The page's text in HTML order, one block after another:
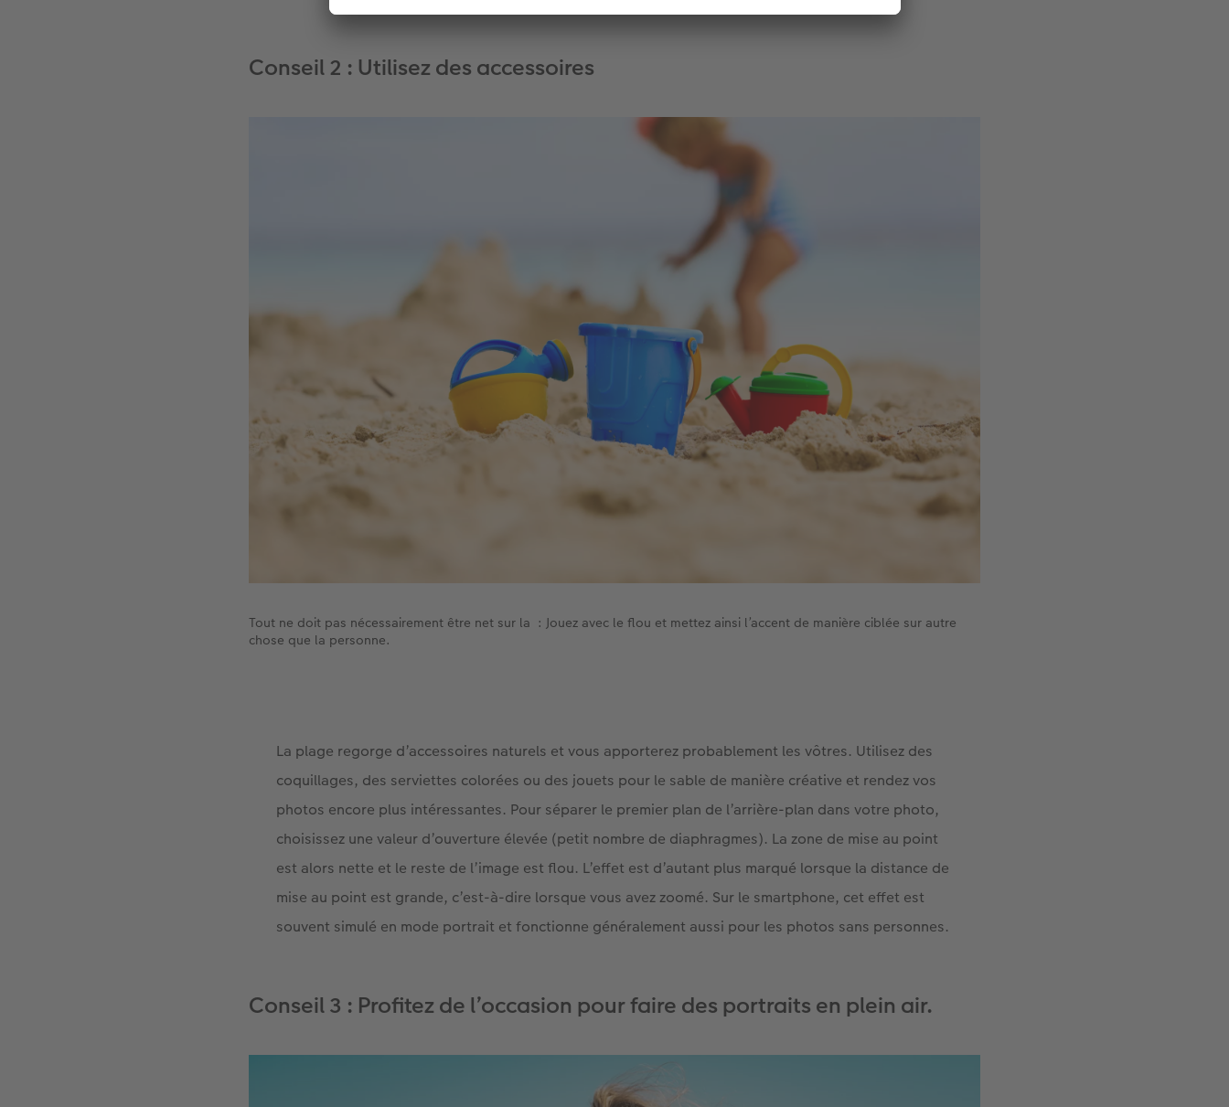
Conseil 2 : Utilisez des accessoires
Tout ne doit pas nécessairement être net sur la : Jouez avec le flou et mettez ainsi l’accent de manière ciblée sur autre
chose que la personne.
La plage regorge d’accessoires naturels et vous apporterez probablement les vôtres. Utilisez des
coquillages, des serviettes colorées ou des jouets pour le sable de manière créative et rendez vos
photos encore plus intéressantes. Pour séparer le premier plan de l’arrière-plan dans votre photo,
choisissez une valeur d’ouverture élevée (petit nombre de diaphragmes). La zone de mise au point
est alors nette et le reste de l’image est flou. L’effet est d’autant plus marqué lorsque la distance de
mise au point est grande, c’est-à-dire lorsque vous avez zoomé. Sur le smartphone, cet effet est
souvent simulé en mode portrait et fonctionne généralement aussi pour les photos sans personnes.
Conseil 3 : Profitez de l’occasion pour faire des portraits en plein air.